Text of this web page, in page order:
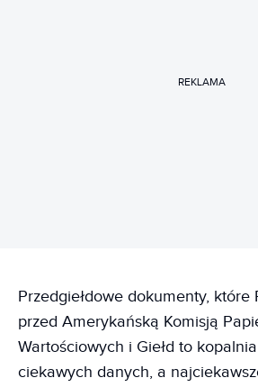
REKLAMA
Przedgiełdowe dokumenty, które
przed Amerykańską Komisją
Wartościowych i Giełd to
ciekawych danych, a